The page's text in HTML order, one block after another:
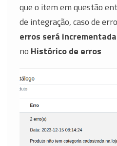
que o item em questão
de integração, caso de
erros será incrementada
no Histórico de erros